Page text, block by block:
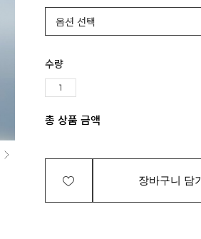
수량
총 상품 금액
장바구니 담기